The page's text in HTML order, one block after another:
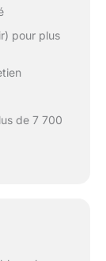
pour plus
de 7 700